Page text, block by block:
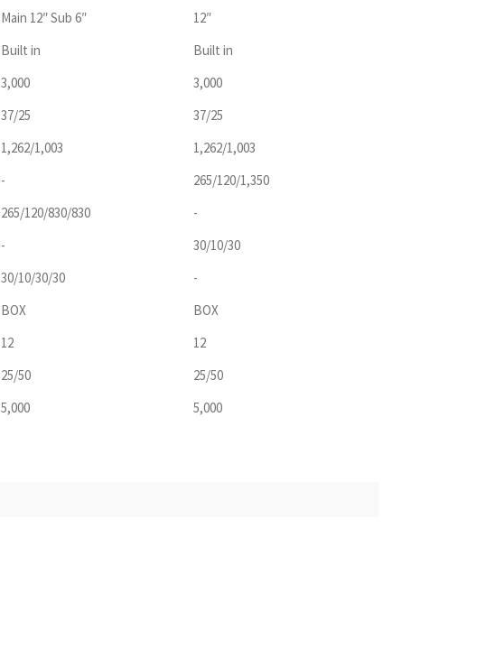
Main 12″ Sub 6″
12″
Built in
Built in
3,000
3,000
37/25
37/25
1,262/1,003
1,262/1,003
-
265/120/1,350
265/120/830/830
-
-
30/10/30
30/10/30/30
-
BOX
BOX
12
12
25/50
25/50
5,000 5,000